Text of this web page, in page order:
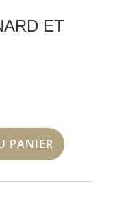
ET
PANIER